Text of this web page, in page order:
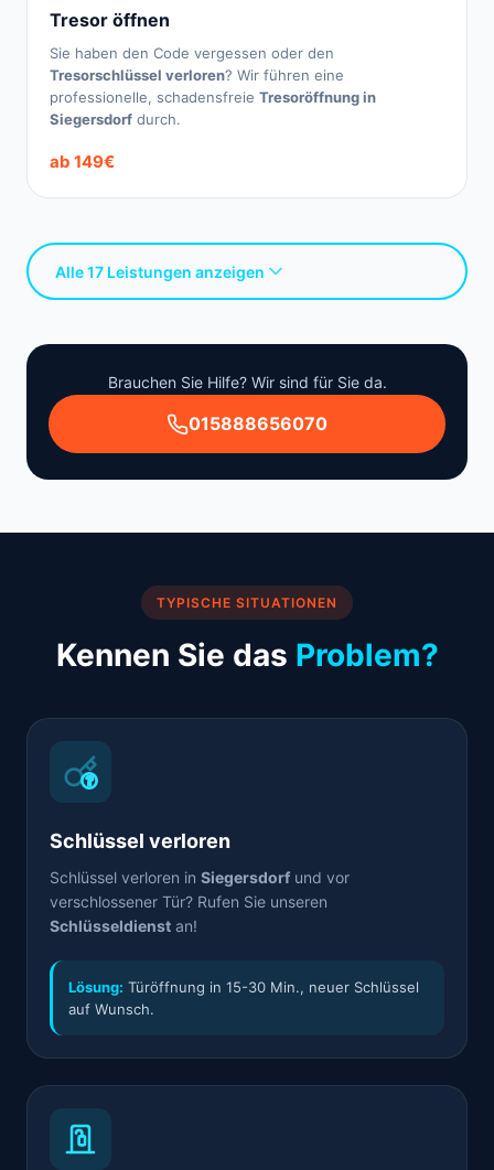
Tresor öffnen
Sie haben den Code vergessen oder den
Tresorschlüssel verloren? Wir führen eine
professionelle, schadensfreie Tresoröffnung in
Siegersdorf durch.
ab 149€
Alle 17 Leistungen anzeigen
Brauchen Sie Hilfe? Wir sind für Sie da.
015888656070
TYPISCHE SITUATIONEN
Kennen Sie das Problem?
Schlüssel verloren
Schlüssel verloren in Siegersdorf und vor
verschlossener Tür? Rufen Sie unseren
Schlüsseldienst an!
Lösung: Türöffnung in 15-30 Min., neuer Schlüssel
auf Wunsch.